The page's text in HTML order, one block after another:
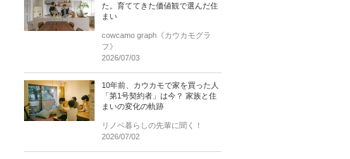
た。育ててきた価値観で選んだ住
まい
cowcamo graph《カウカモグラ
フ》
2026/07/03
10年前、カウカモで家を買った人
「第1号契約者」は今？ 家族と住
まいの変化の軌跡
リノベ暮らしの先輩に聞く！
2026/07/02